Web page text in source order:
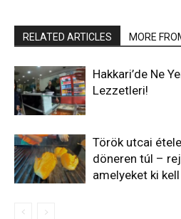
RELATED ARTICLES MORE
Hakkari’de Ne
Lezzetleri!
Török utcai
döneren túl –
amelyeket ki